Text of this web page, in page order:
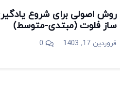
روش اصولی برای شروع
ساز فلوت (مبتدی-متوسط)
فروردین 17, 1403 0